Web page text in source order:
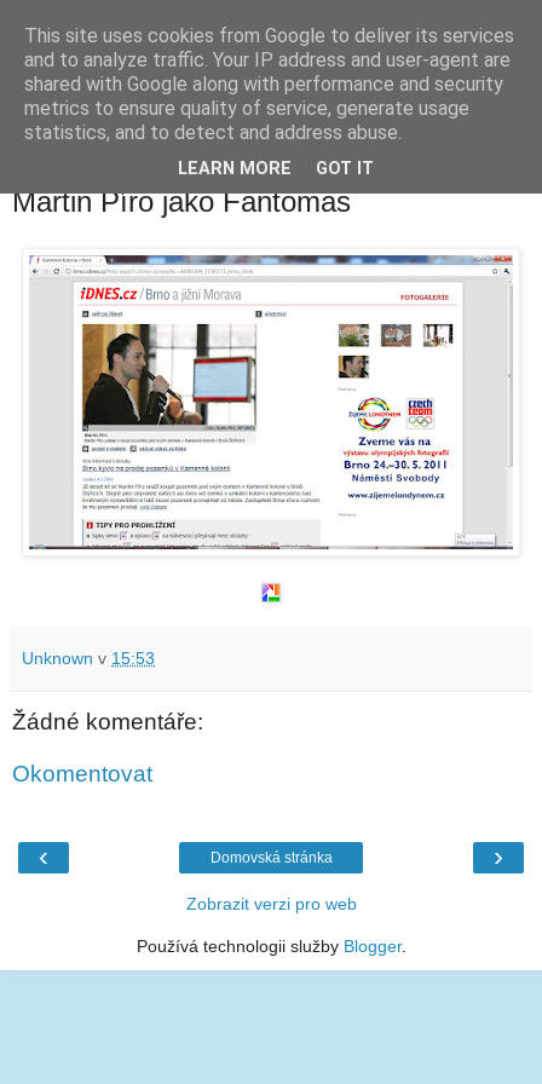
waldhans.cz
Kavárenský outdoor a alkoholizmus
Martin Píro jako Fantomas
Unknown v 15:53
Žádné komentáře:
Okomentovat
‹ ›
Domovská stránka
Zobrazit verzi pro web
Používá technologii služby Blogger.
This site uses cookies from Google to deliver its services
and to analyze traffic. Your IP address and user-agent are
shared with Google along with performance and security
metrics to ensure quality of service, generate usage
statistics, and to detect and address abuse.
LEARN MORE GOT IT